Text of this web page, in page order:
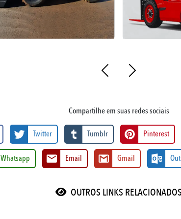
Compartilhe em suas redes sociais
Twitter Tumblr Pinterest
Whatsapp Email Gmail
OUTROS LINKS RELACIONADOS